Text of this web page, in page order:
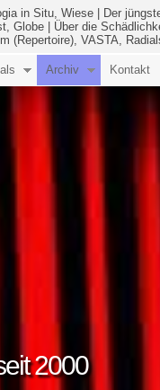
in Situ, Wiese Der
Globe Über die
(Repertoire), VASTA,
2000
Archiv Kontakt